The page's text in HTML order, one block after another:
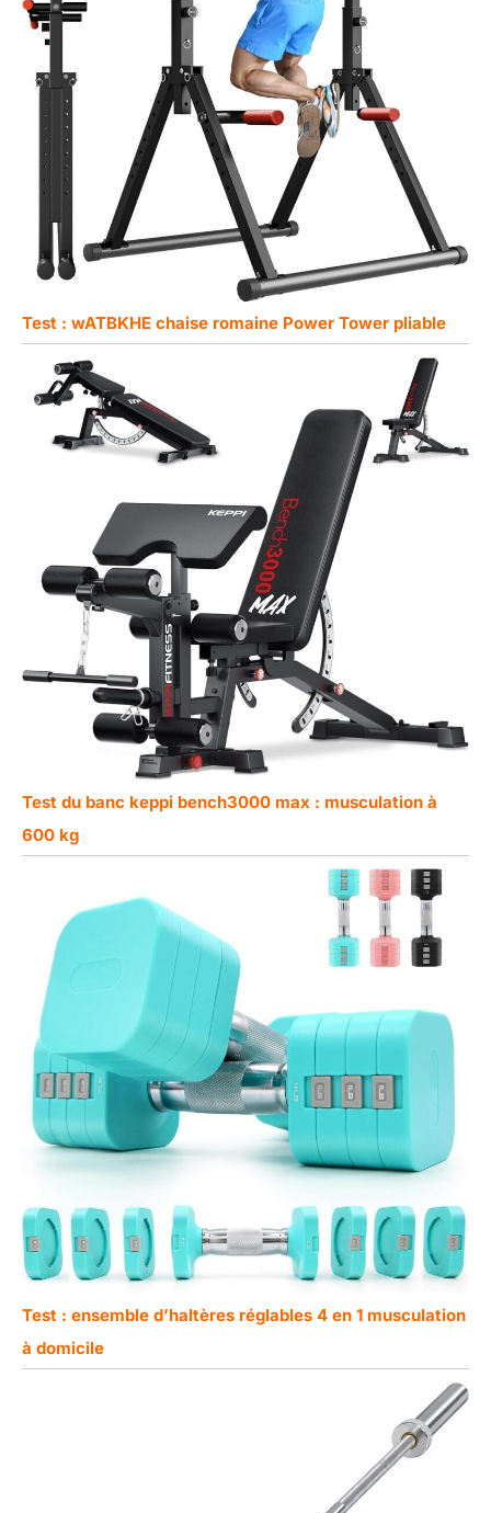
Test : wATBKHE chaise romaine Power Tower pliable
Test du banc keppi bench3000 max : musculation à
600 kg
Test : ensemble d’haltères réglables 4 en 1 musculation
à domicile